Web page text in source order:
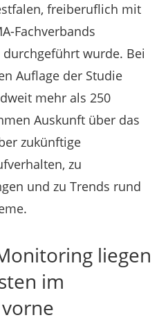
freiberuflich mit
Fachverbands
wurde. Bei
Auflage der Studie
mehr als 250
Auskunft über das
zukünftige
zu
und zu Trends rund
liegen
im